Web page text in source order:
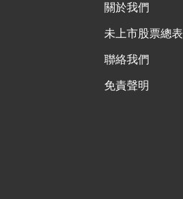
關於我們
未上市股票總表
聯絡我們
免責聲明